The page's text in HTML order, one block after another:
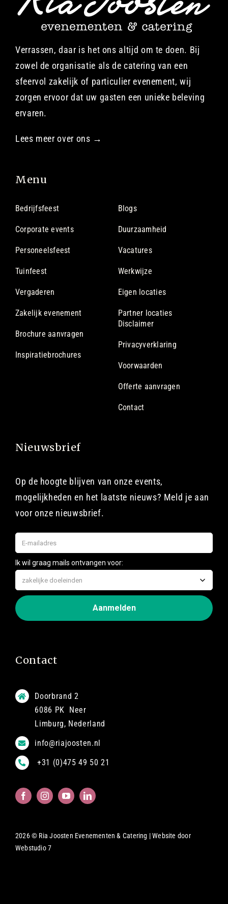
Verrassen, daar is het ons altijd om te doen. Bij
zowel de organisatie als de catering van een
sfeervol zakelijk of particulier evenement, wij
zorgen ervoor dat uw gasten een unieke beleving
ervaren.
Lees meer over ons →
Menu
Bedrijfsfeest
Corporate events
Personeelsfeest
Tuinfeest
Vergaderen
Zakelijk evenement
Brochure aanvragen
Inspiratiebrochures
Blogs
Duurzaamheid
Vacatures
Werkwijze
Eigen locaties
Partner locaties
Disclaimer
Privacyverklaring
Voorwaarden
Offerte aanvragen
Contact
Nieuwsbrief
Op de hoogte blijven van onze events,
mogelijkheden en het laatste nieuws? Meld je aan
voor onze nieuwsbrief.
Contact
Doorbrand 2
6086 PK Neer
Limburg, Nederland
info@riajoosten.nl
+31 (0)475 49 50 21
2026 © Ria Joosten Evenementen & Catering | Website door
Webstudio 7